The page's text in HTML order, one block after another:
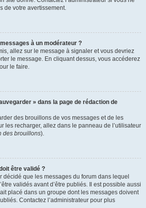
de votre avertissement.
à un modérateur ?
allez sur le message à signaler et vous devriez
le message. En cliquant dessus, vous accéderez
le faire.
» dans la page de rédaction de
des brouillons de vos messages et de les
les recharger, allez dans le panneau de l’utilisateur
des brouillons).
être validé ?
décidé que les messages du forum dans lequel
validés avant d’être publiés. Il est possible aussi
placé dans un groupe dont les messages doivent
Contactez l’administrateur pour plus